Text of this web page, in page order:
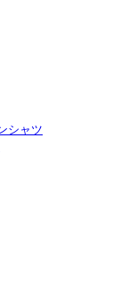
シャツ